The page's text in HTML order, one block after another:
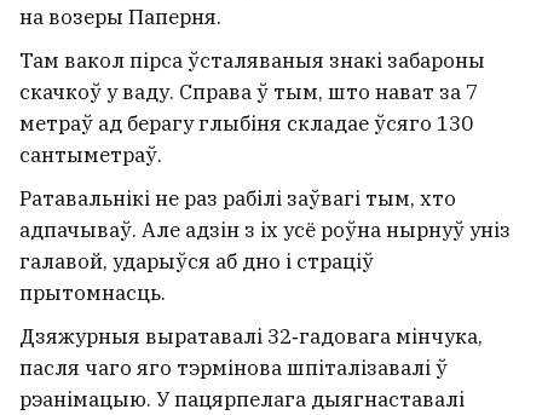
на возеры Паперня.
Там вакол пірса ўсталяваныя знакі забароны
скачкоў у ваду. Справа ў тым, што нават за 7
метраў ад берагу глыбіня складае ўсяго 130
сантыметраў.
Ратавальнікі не раз рабілі заўвагі тым, хто
адпачываў. Але адзін з іх усё роўна нырнуў уніз
галавой, ударыўся аб дно і страціў
прытомнасць.
Дзяжурныя выратавалі 32‑гадовага мінчука,
пасля чаго яго тэрмінова шпіталізавалі ў
рэанімацыю. У пацярпелага дыягнаставалі